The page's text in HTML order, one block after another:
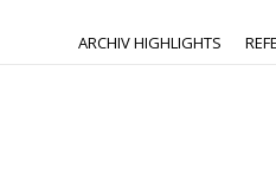
ARCHIV HIGHLIGHTS